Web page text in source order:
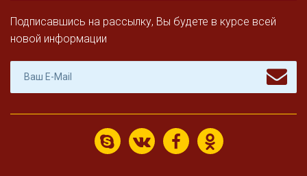
Подписавшись на рассылку, Вы будете в курсе всей
новой информации